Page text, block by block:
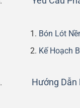
Bón Lót
Kế Hoạch
Hướng Dẫn